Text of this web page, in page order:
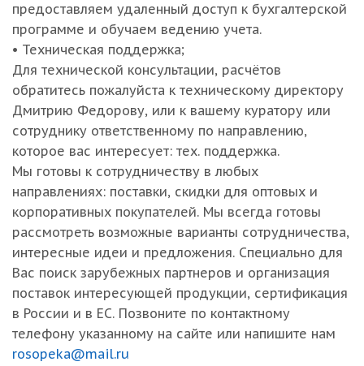
предоставляем удаленный доступ к бухгалтерской
программе и обучаем ведению учета.
• Техническая поддержка;
Для технической консультации, расчётов
обратитесь пожалуйста к техническому директору
Дмитрию Федорову, или к вашему куратору или
сотруднику ответственному по направлению,
которое вас интересует: тех. поддержка.
Мы готовы к сотрудничеству в любых
направлениях: поставки, скидки для оптовых и
корпоративных покупателей. Мы всегда готовы
рассмотреть возможные варианты сотрудничества,
интересные идеи и предложения. Специально для
Вас поиск зарубежных партнеров и организация
поставок интересующей продукции, сертификация
в России и в ЕС. Позвоните по контактному
телефону указанному на сайте или напишите нам
rosopeka@mail.ru